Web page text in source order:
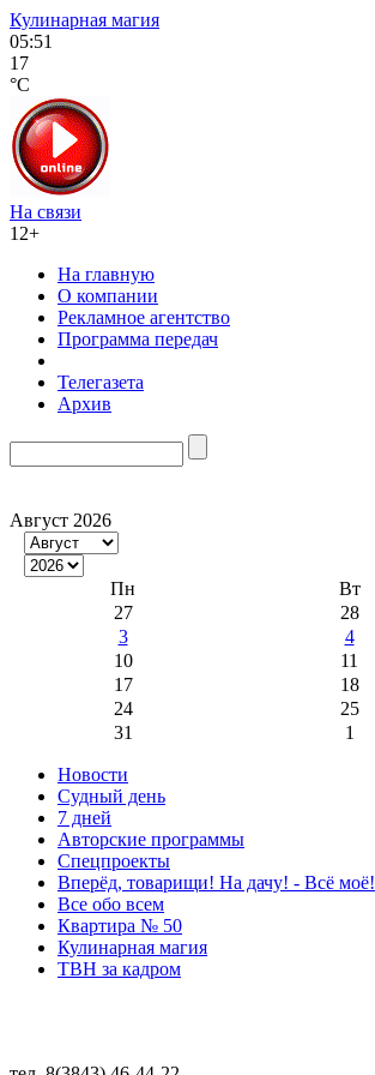
Кулинарная магия
05:51
17
°C
На связи
12+
На главную
О компании
Рекламное агентство
Программа передач
Телегазета
Архив
Август 2026
Пн Вт
27
28
3
4
10
11
17
18
24
25
31
1
Новости
Судный день
7 дней
Авторские программы
Спецпроекты
Вперёд, товарищи! На дачу! - Всё моё!
Все обо всем
Квартира № 50
Кулинарная магия
ТВН за кадром